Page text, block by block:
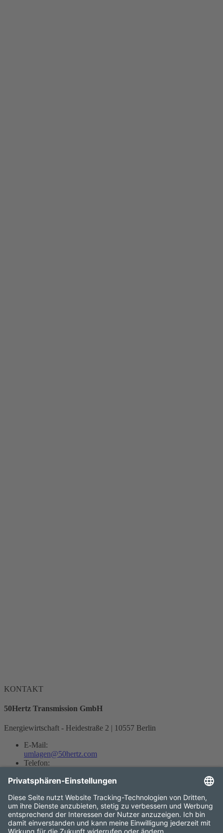
KONTAKT
50Hertz Transmission GmbH
Energiewirtschaft - Heidestraße 2 | 10557 Berlin
E-Mail:
umlagen@50hertz.com
Telefon:
Impressum
Datenschutz
Projekt Newsletter
Elia Group Newsletter